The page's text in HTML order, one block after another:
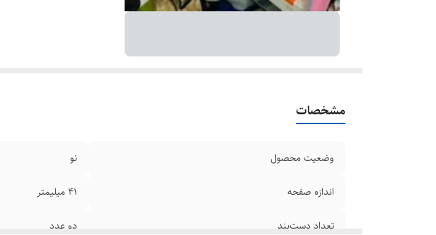
مشخصات
وضعیت محصول نو
اندازه صفحه ۴۱ میلیمتر
تعداد دست‌بند دو عدد